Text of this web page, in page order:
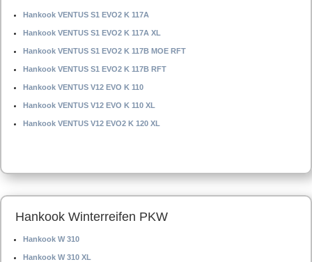
Hankook VENTUS S1 EVO2 K 117A
Hankook VENTUS S1 EVO2 K 117A XL
Hankook VENTUS S1 EVO2 K 117B MOE RFT
Hankook VENTUS S1 EVO2 K 117B RFT
Hankook VENTUS V12 EVO K 110
Hankook VENTUS V12 EVO K 110 XL
Hankook VENTUS V12 EVO2 K 120 XL
Hankook Winterreifen PKW
Hankook W 310
Hankook W 310 XL